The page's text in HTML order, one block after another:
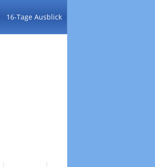
16-Tage Ausblick